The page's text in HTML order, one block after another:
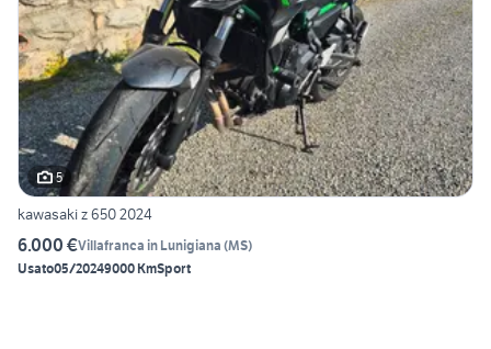
5
kawasaki z 650 2024
6.000 €Villafranca in Lunigiana (MS)
Usato05/20249000 KmSport